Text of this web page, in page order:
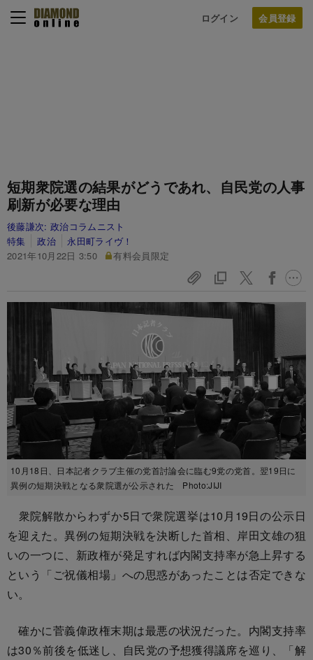
ログイン
短期衆院選の結果がどうであれ、自民党の人事
刷新が必要な理由
後藤謙次: 政治コラムニスト
特集
政治
永田町ライヴ！
2021年10月22日 3:50
有料会員限定
10月18日、日本記者クラブ主催の党首討論会に臨む9党の党首。翌19日に
異例の短期決戦となる衆院選が公示された Photo:JIJI
衆院解散からわずか5日で衆院選挙は10月19日の公示日
を迎えた。異例の短期決戦を決断した首相、岸田文雄の狙
いの一つに、新政権が発足すれば内閣支持率が急上昇する
という「ご祝儀相場」への思惑があったことは否定できな
い。
確かに菅義偉政権末期は最悪の状況だった。内閣支持率
は30％前後を低迷し、自民党の予想獲得議席を巡り、「解